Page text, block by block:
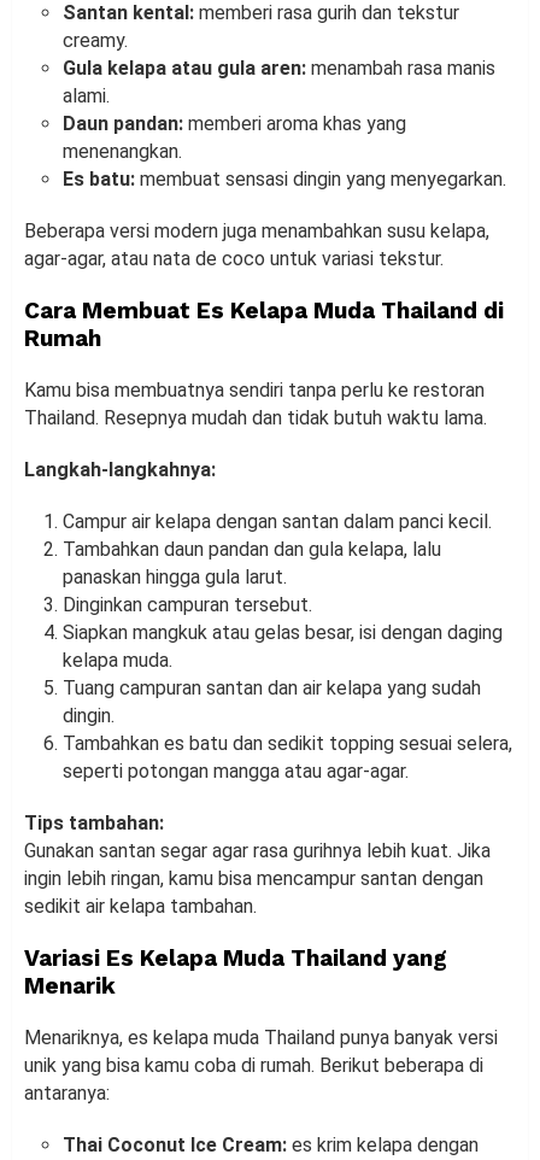
Santan kental: memberi rasa gurih dan tekstur
creamy.
Gula kelapa atau gula aren: menambah rasa manis
alami.
Daun pandan: memberi aroma khas yang
menenangkan.
Es batu: membuat sensasi dingin yang menyegarkan.
Beberapa versi modern juga menambahkan susu kelapa,
agar-agar, atau nata de coco untuk variasi tekstur.
Cara Membuat Es Kelapa Muda Thailand di
Rumah
Kamu bisa membuatnya sendiri tanpa perlu ke restoran
Thailand. Resepnya mudah dan tidak butuh waktu lama.
Langkah-langkahnya:
Campur air kelapa dengan santan dalam panci kecil.
Tambahkan daun pandan dan gula kelapa, lalu
panaskan hingga gula larut.
Dinginkan campuran tersebut.
Siapkan mangkuk atau gelas besar, isi dengan daging
kelapa muda.
Tuang campuran santan dan air kelapa yang sudah
dingin.
Tambahkan es batu dan sedikit topping sesuai selera,
seperti potongan mangga atau agar-agar.
Tips tambahan:
Gunakan santan segar agar rasa gurihnya lebih kuat. Jika
ingin lebih ringan, kamu bisa mencampur santan dengan
sedikit air kelapa tambahan.
Variasi Es Kelapa Muda Thailand yang
Menarik
Menariknya, es kelapa muda Thailand punya banyak versi
unik yang bisa kamu coba di rumah. Berikut beberapa di
antaranya:
Thai Coconut Ice Cream: es krim kelapa dengan